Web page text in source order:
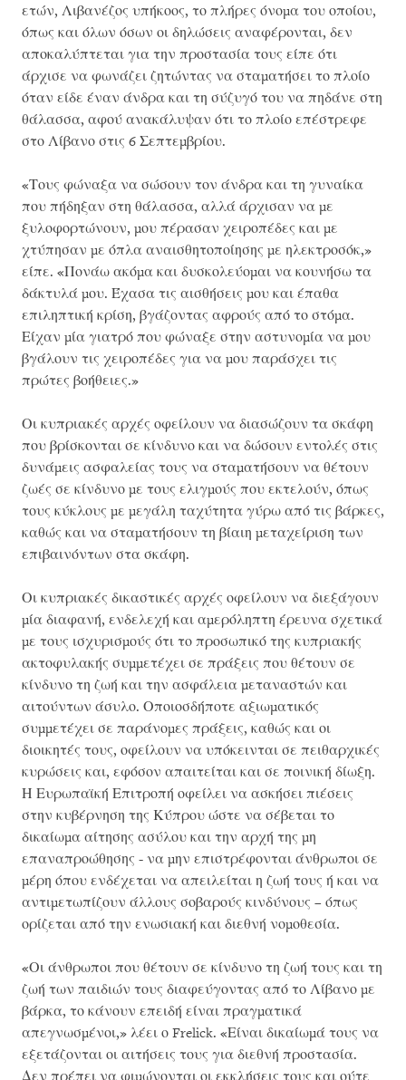
ετών, Λιβανέζος υπήκοος, το πλήρες όνομα του οποίου,
όπως και όλων όσων οι δηλώσεις αναφέρονται, δεν
αποκαλύπτεται για την προστασία τους είπε ότι
άρχισε να φωνάζει ζητώντας να σταματήσει το πλοίο
όταν είδε έναν άνδρα και τη σύζυγό του να πηδάνε στη
θάλασσα, αφού ανακάλυψαν ότι το πλοίο επέστρεφε
στο Λίβανο στις 6 Σεπτεμβρίου.
«Τους φώναξα να σώσουν τον άνδρα και τη γυναίκα
που πήδηξαν στη θάλασσα, αλλά άρχισαν να με
ξυλοφορτώνουν, μου πέρασαν χειροπέδες και με
χτύπησαν με όπλα αναισθητοποίησης με ηλεκτροσόκ,»
είπε. «Πονάω ακόμα και δυσκολεύομαι να κουνήσω τα
δάκτυλά μου. Έχασα τις αισθήσεις μου και έπαθα
επιληπτική κρίση, βγάζοντας αφρούς από το στόμα.
Είχαν μία γιατρό που φώναξε στην αστυνομία να μου
βγάλουν τις χειροπέδες για να μου παράσχει τις
πρώτες βοήθειες.»
Οι κυπριακές αρχές οφείλουν να διασώζουν τα σκάφη
που βρίσκονται σε κίνδυνο και να δώσουν εντολές στις
δυνάμεις ασφαλείας τους να σταματήσουν να θέτουν
ζωές σε κίνδυνο με τους ελιγμούς που εκτελούν, όπως
τους κύκλους με μεγάλη ταχύτητα γύρω από τις βάρκες,
καθώς και να σταματήσουν τη βίαιη μεταχείριση των
επιβαινόντων στα σκάφη.
Οι κυπριακές δικαστικές αρχές οφείλουν να διεξάγουν
μία διαφανή, ενδελεχή και αμερόληπτη έρευνα σχετικά
με τους ισχυρισμούς ότι το προσωπικό της κυπριακής
ακτοφυλακής συμμετέχει σε πράξεις που θέτουν σε
κίνδυνο τη ζωή και την ασφάλεια μεταναστών και
αιτούντων άσυλο. Οποιοσδήποτε αξιωματικός
συμμετέχει σε παράνομες πράξεις, καθώς και οι
διοικητές τους, οφείλουν να υπόκεινται σε πειθαρχικές
κυρώσεις και, εφόσον απαιτείται και σε ποινική δίωξη.
Η Ευρωπαϊκή Επιτροπή οφείλει να ασκήσει πιέσεις
στην κυβέρνηση της Κύπρου ώστε να σέβεται το
δικαίωμα αίτησης ασύλου και την αρχή της μη
επαναπροώθησης - να μην επιστρέφονται άνθρωποι σε
μέρη όπου ενδέχεται να απειλείται η ζωή τους ή και να
αντιμετωπίζουν άλλους σοβαρούς κινδύνους – όπως
ορίζεται από την ενωσιακή και διεθνή νομοθεσία.
«Οι άνθρωποι που θέτουν σε κίνδυνο τη ζωή τους και τη
ζωή των παιδιών τους διαφεύγοντας από το Λίβανο με
βάρκα, το κάνουν επειδή είναι πραγματικά
απεγνωσμένοι,» λέει ο Frelick. «Είναι δικαίωμά τους να
εξετάζονται οι αιτήσεις τους για διεθνή προστασία.